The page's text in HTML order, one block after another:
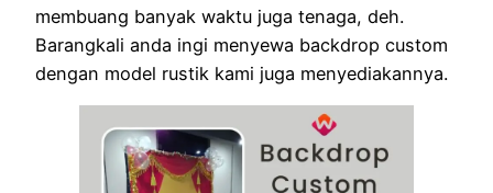
membuang banyak waktu juga tenaga, deh.
Barangkali anda ingi menyewa backdrop custom
dengan model rustik kami juga menyediakannya.